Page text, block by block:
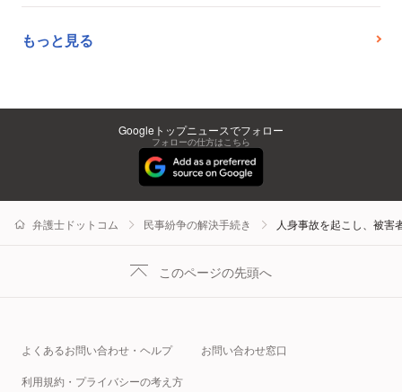
もっと見る
Googleトップニュースでフォロー
フォローの仕方はこちら
弁護士ドットコム 民事紛争の解決手続き 人身事故を起こし、被
このページの先頭へ
よくあるお問い合わせ・ヘルプ お問い合わせ窓口
利用規約・プライバシーの考え方